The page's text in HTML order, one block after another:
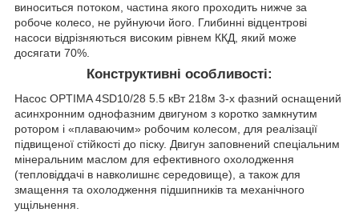
виноситься потоком, частина якого проходить нижче за
робоче колесо, не руйнуючи його. Глибинні відцентрові
насоси відрізняються високим рівнем ККД, який може
досягати 70%.
Конструктивні особливості:
Насос OPTIMA 4SD10/28 5.5 кВт 218м 3-х фазний оснащений
асинхронним однофазним двигуном з коротко замкнутим
ротором і «плаваючим» робочим колесом, для реалізації
підвищеної стійкості до піску. Двигун заповнений спеціальним
мінеральним маслом для ефективного охолодження
(тепловіддачі в навколишнє середовище), а також для
змащення та охолодження підшипників та механічного
ущільнення.